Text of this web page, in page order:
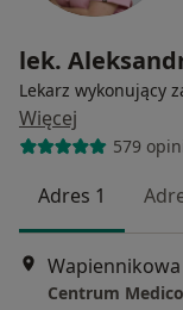
lek.
Lekarz wykonujący
Więcej
579
Adres 1
Wapiennikowa
Centrum